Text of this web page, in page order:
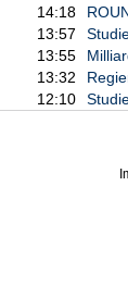
14:18
13:57
13:55
13:32
12:10